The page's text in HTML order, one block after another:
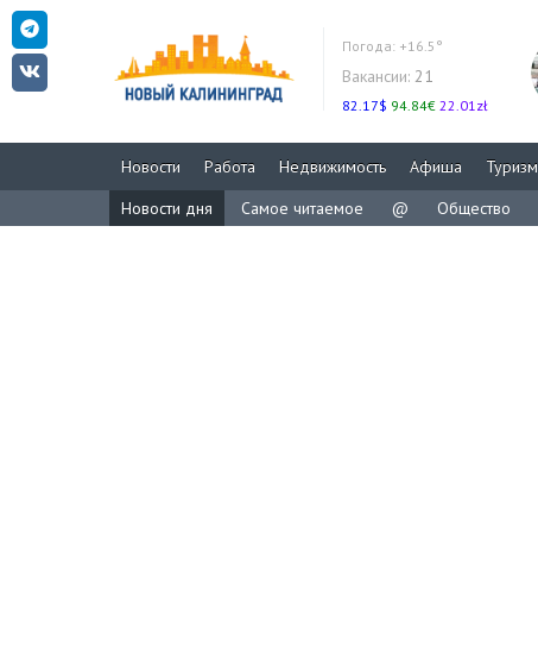
Погода: +16.5°
Вакансии: 21
82.17$ 94.84€ 22.01zł
Новости Работа Недвижимость Афиша Туризм
Новости дня
Самое читаемое @ Общество